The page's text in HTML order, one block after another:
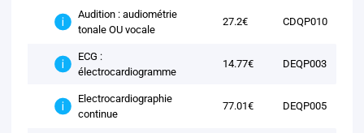
Audition : audiométrie
tonale OU vocale
27.2€ CDQP010
ECG :
électrocardiogramme
14.77€ DEQP003
Electrocardiographie
continue
77.01€ DEQP005